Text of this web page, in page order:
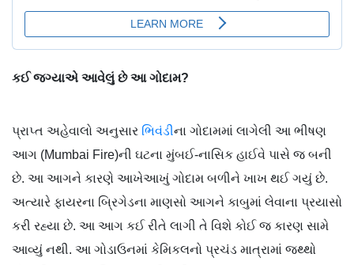
કઈ જગ્યાએ આવેલું છે આ ગોદામ?
પ્રાપ્ત અહેવાલો અનુસાર ભિવંડીના ગોદામમાં લાગેલી આ ભીષણ
આગ (Mumbai Fire)ની ઘટના મુંબઈ-નાસિક હાઈવે પાસે જ બની
છે. આ આગને કારણે આખેઆખું ગોદામ બળીને ખાખ થઈ ગયું છે.
અત્યારે ફાયરના બ્રિગેડના માણસો આગને કાબુમાં લેવાના પ્રયાસો
કરી રહ્યા છે. આ આગ કઈ રીતે લાગી તે વિશે કોઈ જ કારણ સામે
આવ્યું નથી. આ ગોડાઉનમાં કેમિકલનો પ્રચંડ માત્રામાં જથ્થો